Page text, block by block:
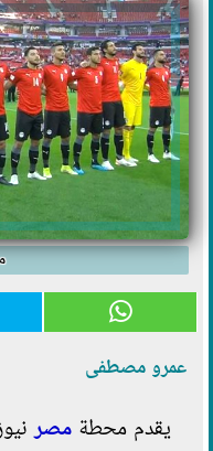
عمرو مصطفى
يقدم محطةمصر